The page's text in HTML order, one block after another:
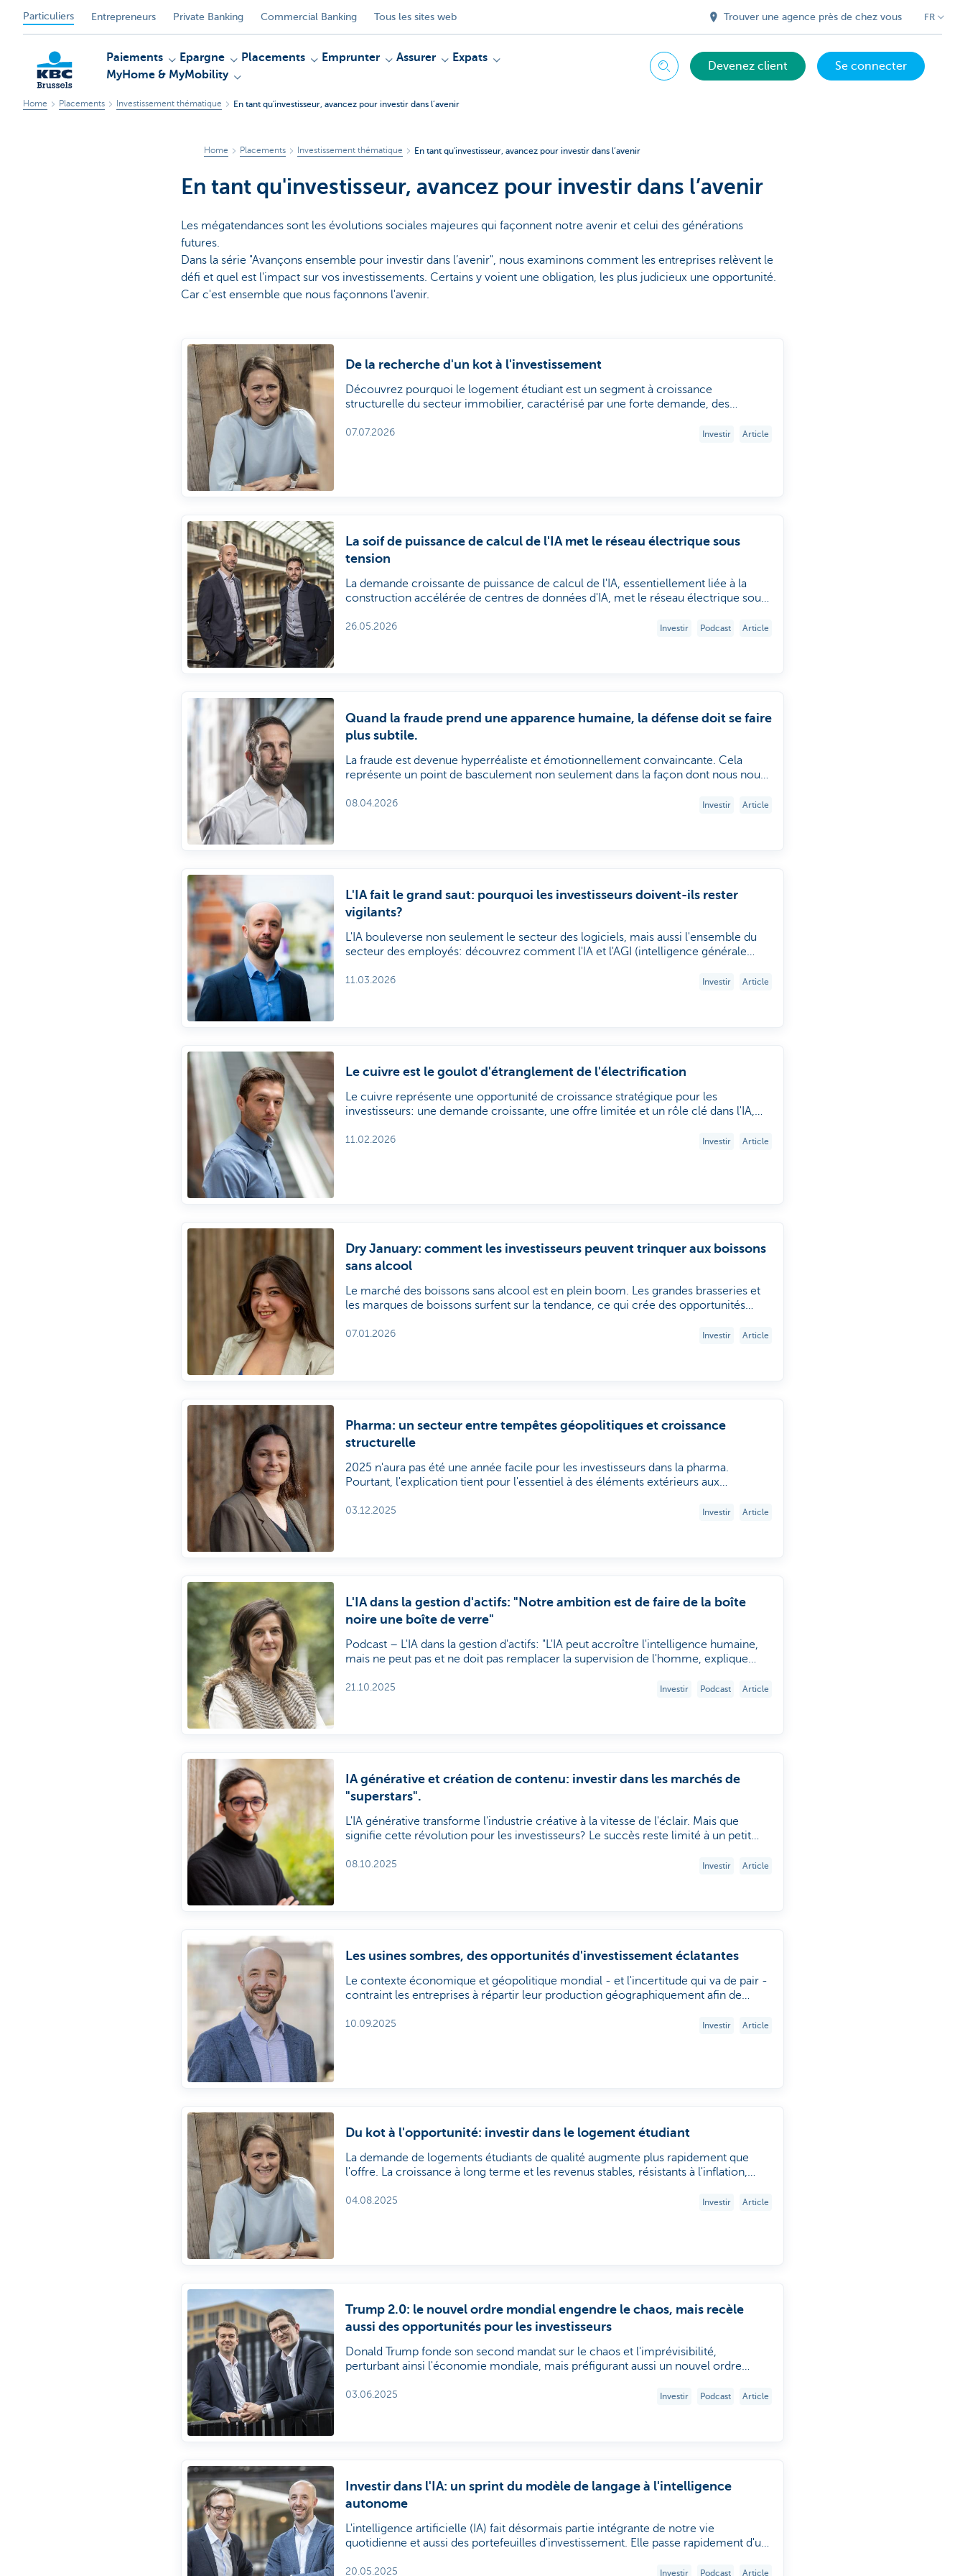
Particuliers Entrepreneurs Private Banking Commercial Banking Tous les sites web Trouver une agence près de chez vous FR
Paiements Epargne Placements Emprunter Assurer
Expats
MyHome & MyMobility
ChercherDevenez client Se connecter
Home Placements Investissement thématique En tant qu'investisseur, avancez pour investir dans l’avenir
Home Placements Investissement thématique En tant qu'investisseur, avancez pour investir dans l’avenir
En tant qu'investisseur, avancez pour investir dans l’avenir
Les mégatendances sont les évolutions sociales majeures qui façonnent notre avenir et celui des générations
futures.
Dans la série "Avançons ensemble pour investir dans l’avenir", nous examinons comment les entreprises relèvent le
défi et quel est l'impact sur vos investissements. Certains y voient une obligation, les plus judicieux une opportunité.
Car c'est ensemble que nous façonnons l'avenir.
De la recherche d'un kot à l'investissement
Découvrez pourquoi le logement étudiant est un segment à croissance
structurelle du secteur immobilier, caractérisé par une forte demande, des
d'investissement diversifié.
07.07.2026 Investir Article
La soif de puissance de calcul de l'IA met le réseau électrique sous
tension
La demande croissante de puissance de calcul de l'IA, essentiellement liée à la
construction accélérée de centres de données d'IA, met le réseau électrique sous
technologie, de l'énergie et des infrastructures.
26.05.2026 Investir Podcast Article
Quand la fraude prend une apparence humaine, la défense doit se faire
plus subtile.
La fraude est devenue hyperréaliste et émotionnellement convaincante. Cela
représente un point de basculement non seulement dans la façon dont nous nous
publics et les investisseurs doivent envisager la cybersécurité.
08.04.2026 Investir Article
L'IA fait le grand saut: pourquoi les investisseurs doivent-ils rester
vigilants?
L'IA bouleverse non seulement le secteur des logiciels, mais aussi l'ensemble du
secteur des employés: découvrez comment l'IA et l'AGI (intelligence générale
opportunités qui en découlent pour les investisseurs.
11.03.2026 Investir Article
Le cuivre est le goulot d'étranglement de l'électrification
Le cuivre représente une opportunité de croissance stratégique pour les
investisseurs: une demande croissante, une offre limitée et un rôle clé dans l'IA,
premières critiques et en infrastructures du futur, explique pourquoi le cuivre
11.02.2026 Investir Article
Dry January: comment les investisseurs peuvent trinquer aux boissons
sans alcool
Le marché des boissons sans alcool est en plein boom. Les grandes brasseries et
les marques de boissons surfent sur la tendance, ce qui crée des opportunités
des produits et l'investissement dans l'innovation.
07.01.2026 Investir Article
Pharma: un secteur entre tempêtes géopolitiques et croissance
structurelle
2025 n'aura pas été une année facile pour les investisseurs dans la pharma.
Pourtant, l'explication tient pour l'essentiel à des éléments extérieurs aux
delà du bruit, le secteur est sociétalement indispensable et technologiquement
03.12.2025 Investir Article
L'IA dans la gestion d'actifs: "Notre ambition est de faire de la boîte
noire une boîte de verre"
Podcast – L'IA dans la gestion d'actifs: "L'IA peut accroître l'intelligence humaine,
mais ne peut pas et ne doit pas remplacer la supervision de l'homme, explique
Management. "L'IA n'est pas une baguette magique offrant des résultats
21.10.2025 Investir Podcast Article
IA générative et création de contenu: investir dans les marchés de
"superstars".
L'IA générative transforme l'industrie créative à la vitesse de l'éclair. Mais que
signifie cette révolution pour les investisseurs? Le succès reste limité à un petit
dynamique, mais jamais la barre pour devenir une superstar n'a été placée aussi
08.10.2025 Investir Article
Les usines sombres, des opportunités d'investissement éclatantes
Le contexte économique et géopolitique mondial - et l'incertitude qui va de pair -
contraint les entreprises à répartir leur production géographiquement afin de
automatisées -, l'avenir de la production ne dépend plus du lieu où la main-
10.09.2025 Investir Article
Du kot à l'opportunité: investir dans le logement étudiant
La demande de logements étudiants de qualité augmente plus rapidement que
l'offre. La croissance à long terme et les revenus stables, résistants à l'inflation,
parti de cette tendance sans gérer eux-mêmes l'immobilier physique, les sociétés
04.08.2025 Investir Article
Trump 2.0: le nouvel ordre mondial engendre le chaos, mais recèle
aussi des opportunités pour les investisseurs
Donald Trump fonde son second mandat sur le chaos et l'imprévisibilité,
perturbant ainsi l'économie mondiale, mais préfigurant aussi un nouvel ordre
actions et en obligations. Soyez suffisamment flexible pour réagir lorsque la
03.06.2025 Investir Podcast Article
Investir dans l'IA: un sprint du modèle de langage à l'intelligence
autonome
L'intelligence artificielle (IA) fait désormais partie intégrante de notre vie
quotidienne et aussi des portefeuilles d'investissement. Elle passe rapidement d'un
également profiter de cette évolution.
20.05.2025 Investir Podcast Article